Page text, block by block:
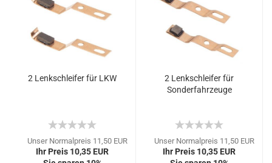
2 Lenkschleifer für LKW
Unser Normalpreis 11,50 EUR
Ihr Preis 10,35 EUR
2 Lenkschleifer für
Sonderfahrzeuge
Unser Normalpreis 11,50 EUR
Ihr Preis 10,35 EUR